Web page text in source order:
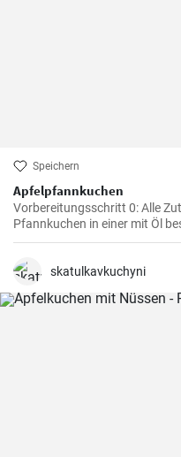
Speichern
Apfelpfannkuchen
Vorbereitungsschritt 0: Alle
Pfannkuchen in einer mit Öl
braten.
skatulkavkuchyni